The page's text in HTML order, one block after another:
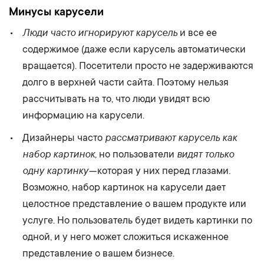
Минусы карусели
Люди часто игнорируют карусель и все ее
содержимое (даже если карусель автоматически
вращается). Посетители просто не задерживаются
долго в верхней части сайта. Поэтому нельзя
рассчитывать на то, что люди увидят всю
информацию на карусели.
Дизайнеры часто рассматривают карусель как
набор картинок, но пользователи видят только
одну картинку— которая у них перед глазами.
Возможно, набор картинок на карусели дает
целостное представление о вашем продукте или
услуге. Но пользователь будет видеть картинки по
одной, и у него может сложиться искаженное
представление о вашем бизнесе.